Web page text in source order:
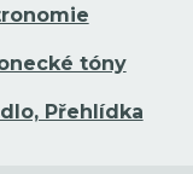
tóny
Přehlídka